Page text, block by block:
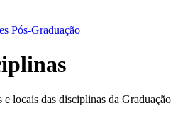
Pós-Graduação
e locais das disciplinas da Graduação